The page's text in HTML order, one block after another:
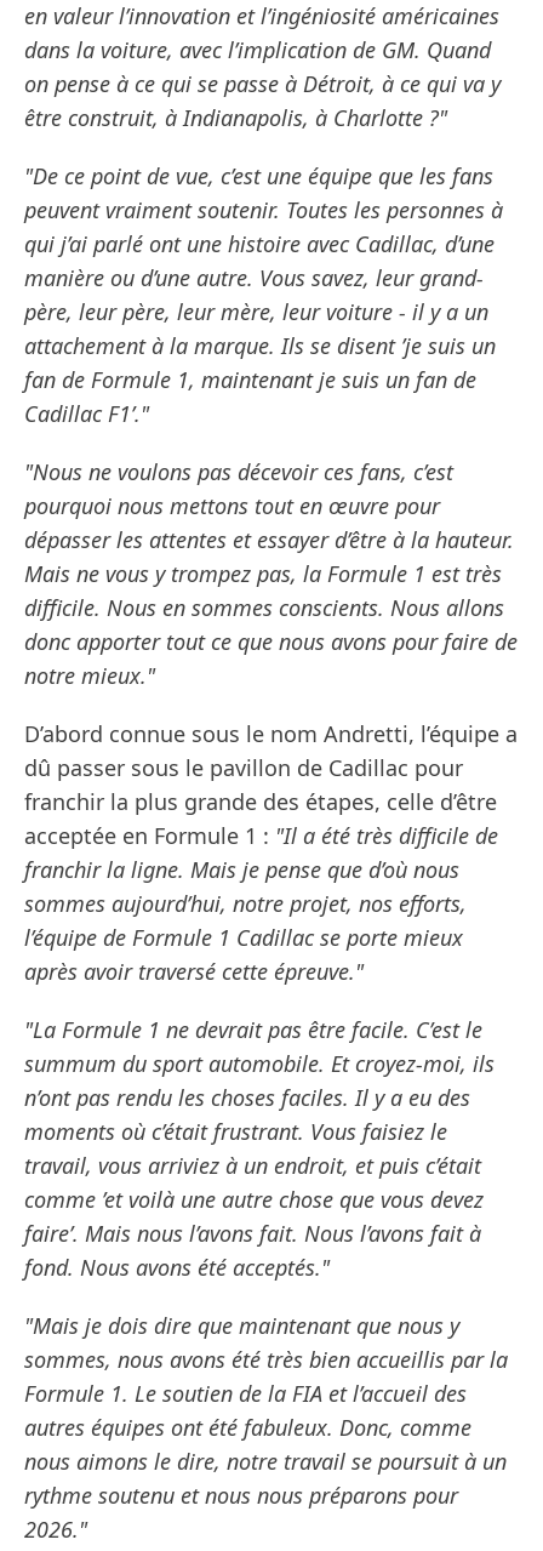
en valeur l’innovation et l’ingéniosité américaines
dans la voiture, avec l’implication de GM. Quand
on pense à ce qui se passe à Détroit, à ce qui va y
être construit, à Indianapolis, à Charlotte ?"
"De ce point de vue, c’est une équipe que les fans
peuvent vraiment soutenir. Toutes les personnes à
qui j’ai parlé ont une histoire avec Cadillac, d’une
manière ou d’une autre. Vous savez, leur grand-
père, leur père, leur mère, leur voiture - il y a un
attachement à la marque. Ils se disent ’je suis un
fan de Formule 1, maintenant je suis un fan de
Cadillac F1’."
"Nous ne voulons pas décevoir ces fans, c’est
pourquoi nous mettons tout en œuvre pour
dépasser les attentes et essayer d’être à la hauteur.
Mais ne vous y trompez pas, la Formule 1 est très
difficile. Nous en sommes conscients. Nous allons
donc apporter tout ce que nous avons pour faire de
notre mieux."
D’abord connue sous le nom Andretti, l’équipe a
dû passer sous le pavillon de Cadillac pour
franchir la plus grande des étapes, celle d’être
acceptée en Formule 1 : "Il a été très difficile de
franchir la ligne. Mais je pense que d’où nous
sommes aujourd’hui, notre projet, nos efforts,
l’équipe de Formule 1 Cadillac se porte mieux
après avoir traversé cette épreuve."
"La Formule 1 ne devrait pas être facile. C’est le
summum du sport automobile. Et croyez-moi, ils
n’ont pas rendu les choses faciles. Il y a eu des
moments où c’était frustrant. Vous faisiez le
travail, vous arriviez à un endroit, et puis c’était
comme ’et voilà une autre chose que vous devez
faire’. Mais nous l’avons fait. Nous l’avons fait à
fond. Nous avons été acceptés."
"Mais je dois dire que maintenant que nous y
sommes, nous avons été très bien accueillis par la
Formule 1. Le soutien de la FIA et l’accueil des
autres équipes ont été fabuleux. Donc, comme
nous aimons le dire, notre travail se poursuit à un
rythme soutenu et nous nous préparons pour
2026."